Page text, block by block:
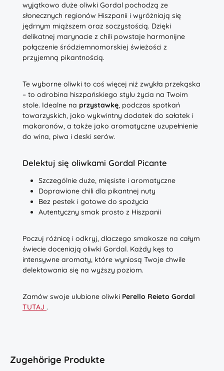
wyjątkowo duże oliwki Gordal pochodzą ze
słonecznych regionów Hiszpanii i wyróżniają się
jędrnym miąższem oraz soczystością. Dzięki
delikatnej marynacie z chili powstaje harmonijne
połączenie śródziemnomorskiej świeżości z
przyjemną pikantnością.
Te wyborne oliwki to coś więcej niż zwykła przekąska
– to odrobina hiszpańskiego stylu życia na Twoim
stole. Idealne na przystawkę, podczas spotkań
towarzyskich, jako wykwintny dodatek do sałatek i
makaronów, a także jako aromatyczne uzupełnienie
do wina, piwa i deski serów.
Delektuj się oliwkami Gordal Picante
Szczególnie duże, mięsiste i aromatyczne
Doprawione chili dla pikantnej nuty
Bez pestek i gotowe do spożycia
Autentyczny smak prosto z Hiszpanii
Poczuj różnicę i odkryj, dlaczego smakosze na całym
świecie doceniają oliwki Gordal. Każdy kęs to
intensywne aromaty, które wyniosą Twoje chwile
delektowania się na wyższy poziom.
Zamów swoje ulubione oliwki Perello Reieto Gordal
TUTAJ .
Produktgalerie überspringen
Zugehörige Produkte